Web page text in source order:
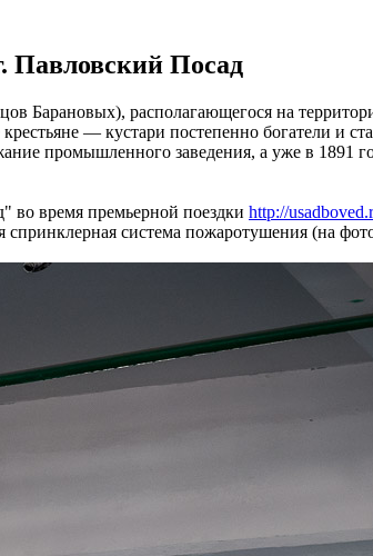
Павловский Посад
Барановых), располагающегося на
— кустари постепенно богатели и
промышленного заведения, а уже в
во время премьерной поездки http://
система пожаротушения (на